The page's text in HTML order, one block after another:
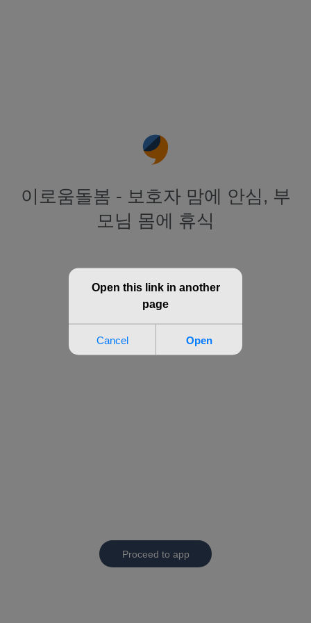
이로움돌봄 - 보호자 맘에 안심, 부
모님 몸에 휴식
Proceed to app